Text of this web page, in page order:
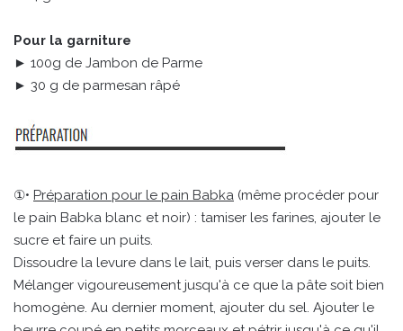
Pour la garniture
► 100g de Jambon de Parme
► 30 g de parmesan râpé
①• Préparation pour le pain Babka (même procéder pour
le pain Babka blanc et noir) : tamiser les farines, ajouter le
sucre et faire un puits.
Dissoudre la levure dans le lait, puis verser dans le puits.
Mélanger vigoureusement jusqu'à ce que la pâte soit bien
homogène. Au dernier moment, ajouter du sel. Ajouter le